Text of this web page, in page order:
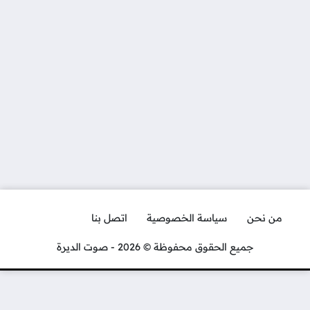
من نحن سياسة الخصوصية اتصل بنا
جميع الحقوق محفوظة © 2026 - صوت الديرة